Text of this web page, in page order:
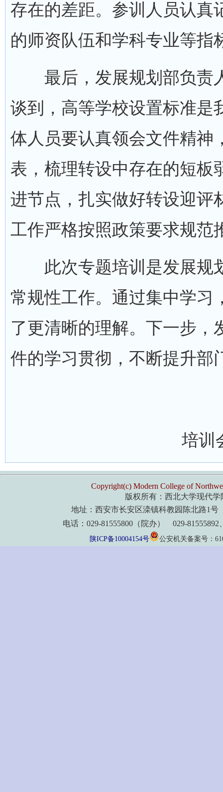
存在的差距。参训人员认真
的师资队伍和学科专业等指
最后，发展规划部负责
谈到，高等学校设置标准是
体人员要认真领会文件精神
表，梳理转设中存在的短板
进节点，扎实做好转设迎评
工作严格按照政策要求规范
此次专题培训是发展规
常规性工作。通过集中学习
了更清晰的理解。下一步，
件的学习贯彻，不断提升部
培训
Copyright(c) Modern College of
版权所有：西北大学现代学
地址：西安市长安区滦镇科教园陈北路1
电话：029-81555800（院办） 029-81555892
陕ICP备10004154号 公安机关备案号：